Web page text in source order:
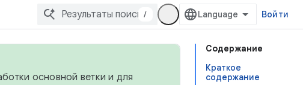
/ Войти
Содержание
Краткое
содержание
основной ветки и для